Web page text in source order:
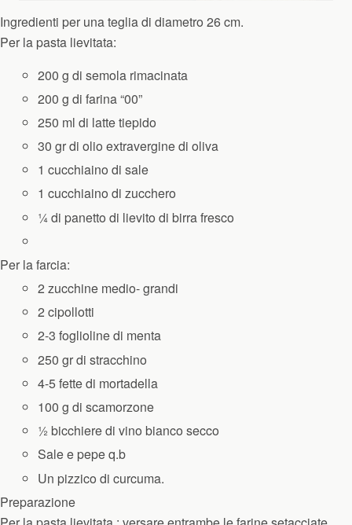
Ingredienti per una teglia di diametro 26 cm.
Per la pasta lievitata:
200 g di semola rimacinata
200 g di farina “00”
250 ml di latte tiepido
30 gr di olio extravergine di oliva
1 cucchiaino di sale
1 cucchiaino di zucchero
¼ di panetto di lievito di birra fresco
Per la farcia:
2 zucchine medio- grandi
2 cipollotti
2-3 foglioline di menta
250 gr di stracchino
4-5 fette di mortadella
100 g di scamorzone
½ bicchiere di vino bianco secco
Sale e pepe q.b
Un pizzico di curcuma.
Preparazione